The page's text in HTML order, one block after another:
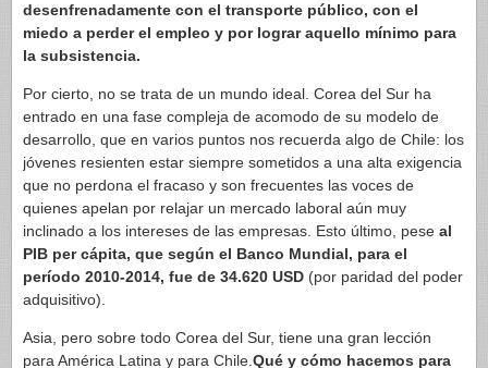
desenfrenadamente con el transporte público, con el
miedo a perder el empleo y por lograr aquello mínimo para
la subsistencia.
Por cierto, no se trata de un mundo ideal. Corea del Sur ha
entrado en una fase compleja de acomodo de su modelo de
desarrollo, que en varios puntos nos recuerda algo de Chile: los
jóvenes resienten estar siempre sometidos a una alta exigencia
que no perdona el fracaso y son frecuentes las voces de
quienes apelan por relajar un mercado laboral aún muy
inclinado a los intereses de las empresas. Esto último, pese al
PIB per cápita, que según el Banco Mundial, para el
período 2010-2014, fue de 34.620 USD (por paridad del poder
adquisitivo).
Asia, pero sobre todo Corea del Sur, tiene una gran lección
para América Latina y para Chile. Qué y cómo hacemos para